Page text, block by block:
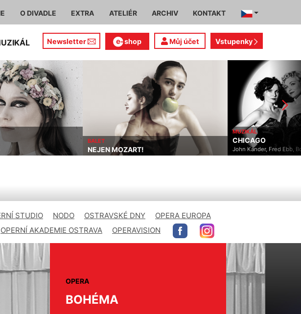
O DIVADLE EXTRA ATELIÉR ARCHIV KONTAKT
Newsletter shop Můj účet Vstupenky
BALET
NEJEN MOZART!
MUZIKÁL
CHICAGO
John Kander, Fred Ebb,
STUDIO NODO OSTRAVSKÉ DNY
OPERA EUROPA
OPERNÍ AKADEMIE OSTRAVA OPERAVISION
OPERA
BOHÉMA